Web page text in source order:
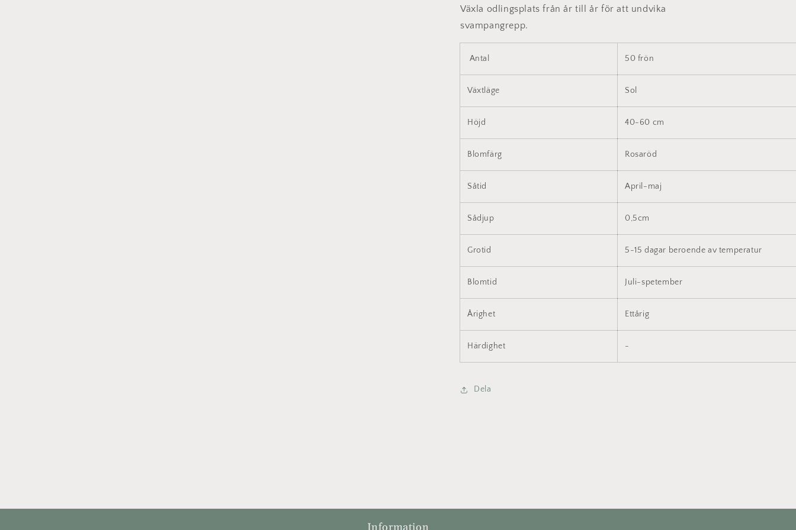
Växla odlingsplats från år till år för att undvika
svampangrepp.
Antal 50 frön
Växtläge Sol
Höjd 40-60 cm
Blomfärg Rosaröd
Såtid April-maj
Sådjup 0,5cm
Grotid 5-15 dagar beroende av temperatur
Blomtid Juli-spetember
Årighet Ettårig
Härdighet -
Dela